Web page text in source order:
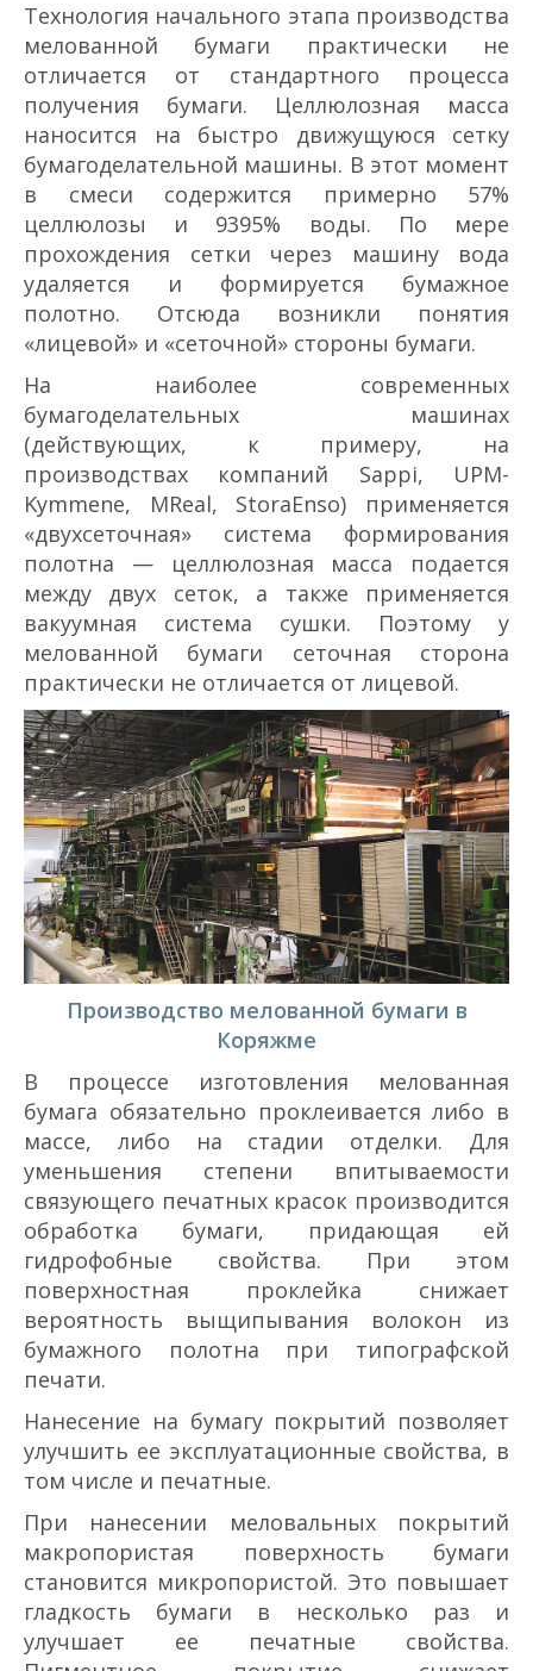
Технология начального этапа производства
мелованной бумаги практически не
отличается от стандартного процесса
получения бумаги. Целлюлозная масса
наносится на быстро движущуюся сетку
бумагоделательной машины. В этот момент
в смеси содержится примерно 5­7%
целлюлозы и 93­95% воды. По мере
прохождения сетки через машину вода
удаляется и формируется бумажное
полотно. Отсюда возникли понятия
«лицевой» и «сеточной» стороны бумаги.
На наиболее современных
бумагоделательных машинах
(действующих, к примеру, на
производствах компаний Sappi, UPM­
Kymmene, M­Real, StoraEnso) применяется
«двухсеточная» система формирования
полотна — целлюлозная масса подается
между двух сеток, а также применяется
вакуумная система сушки. Поэтому у
мелованной бумаги сеточная сторона
практически не отличается от лицевой.
Производство мелованной бумаги в
Коряжме
В процессе изготовления мелованная
бумага обязательно проклеивается либо в
массе, либо на стадии отделки. Для
уменьшения степени впитываемости
связующего печатных красок производится
обработка бумаги, придающая ей
гидрофобные свойства. При этом
поверхностная проклейка снижает
вероятность выщипывания волокон из
бумажного полотна при типографской
печати.
Нанесение на бумагу покрытий позволяет
улучшить ее эксплуатационные свойства, в
том числе и печатные.
При нанесении меловальных покрытий
макропористая поверхность бумаги
становится микропористой. Это повышает
гладкость бумаги в несколько раз и
улучшает ее печатные свойства.